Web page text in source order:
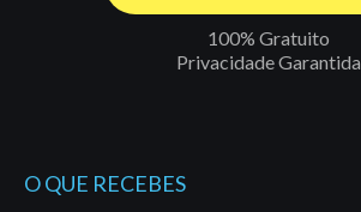
100% Gratuito
Privacidade Garantida
O QUE RECEBES